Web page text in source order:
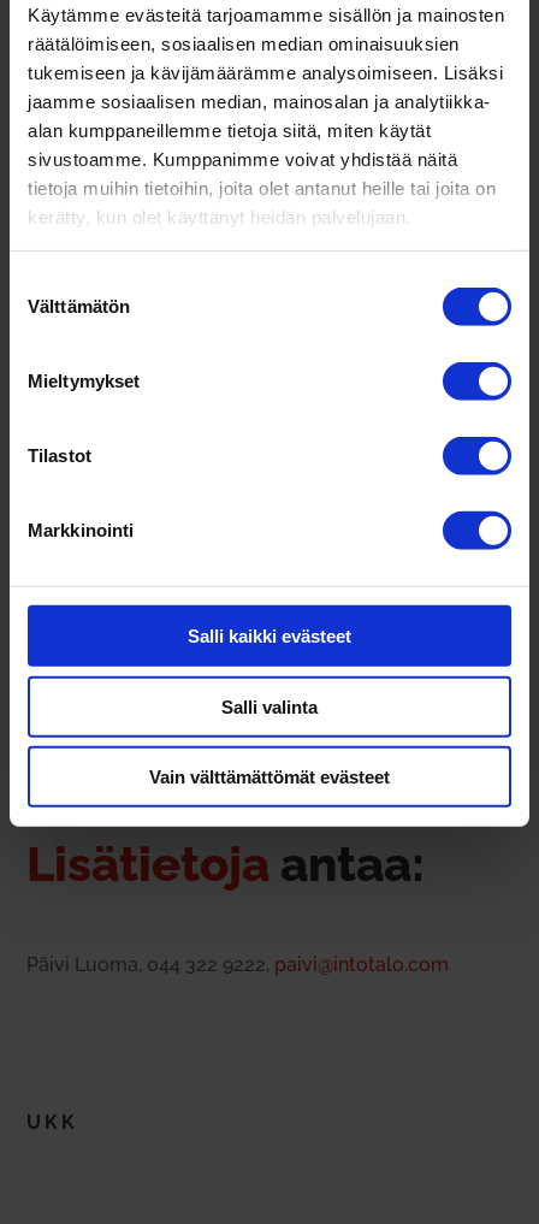
Käytämme evästeitä tarjoamamme sisällön ja mainosten
räätälöimiseen, sosiaalisen median ominaisuuksien
tukemiseen ja kävijämäärämme analysoimiseen. Lisäksi
jaamme sosiaalisen median, mainosalan ja analytiikka-
alan kumppaneillemme tietoja siitä, miten käytät
sivustoamme. Kumppanimme voivat yhdistää näitä
tietoja muihin tietoihin, joita olet antanut heille tai joita on
kerätty, kun olet käyttänyt heidän palvelujaan.
valinta
Välttämätön
Mieltymykset
Tilastot
Markkinointi
Salli kaikki evästeet
Salli valinta
Vain välttämättömät evästeet
lis­tu­jalle:
Lähie­si­hen­ki­lö­val­mennus ver­kossa on mah­dol­lista
suo­rittaaoppi­lai­to­syh­teis­työnämak­sut­tomana
toteu­tuksena, jolloin opis­ke­li­ja­maksua ei peritä.
Tällöin val­mennus onosal­lis­tu­jalle ja työ­nan­ta­jalle
huo­mioi­tavaa
Hakijat haas­ta­tellaan ja yrit­täjien koh­dalla todistus
mak­se­tuista YEL-mak­suista tar­kis­tetaan ennen
LISÄ­TIEDOT
Lisä­tietoja antaa:
Päivi Luoma, 044 322 9222, paivi@intotalo.com
UKK